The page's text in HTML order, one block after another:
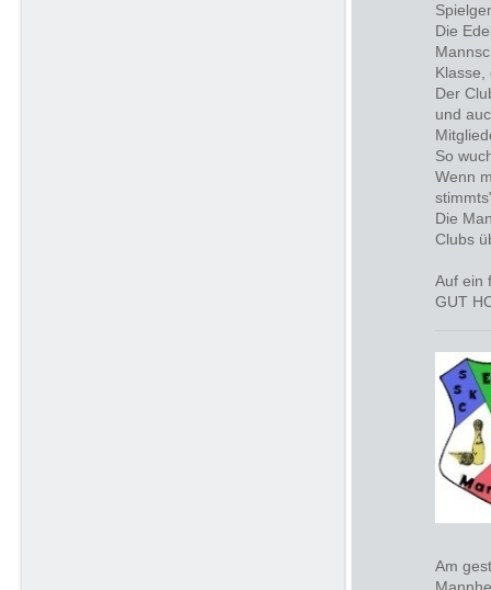
Die
Klasse,
Der
und
So
Wenn
Die
Clubs
Auf ein
GUT
Am